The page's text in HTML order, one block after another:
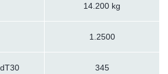
14.200 kg
1.2500
345